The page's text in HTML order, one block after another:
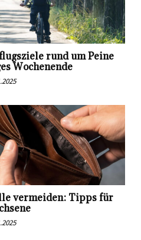
rund um Peine
Wochenende
vermeiden: Tipps für